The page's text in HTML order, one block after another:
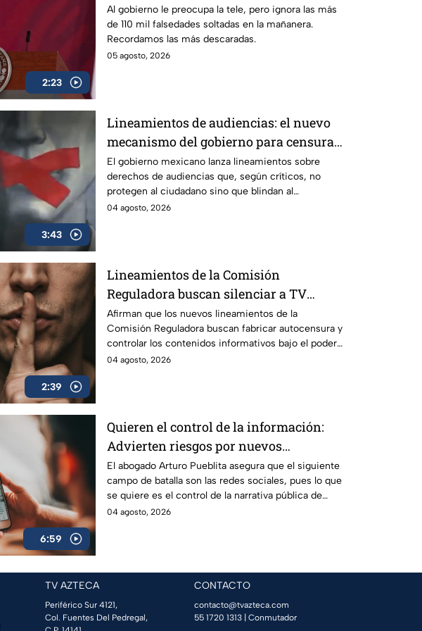
2:23
gobierno federal
Al gobierno le preocupa la tele, pero ignora las más
de 110 mil falsedades soltadas en la mañanera.
Recordamos las más descaradas.
05 agosto, 2026
3:43
Lineamientos de audiencias: el nuevo
mecanismo del gobierno para censurar
medios y blindar la corrupción en
México
El gobierno mexicano lanza lineamientos sobre
derechos de audiencias que, según críticos, no
protegen al ciudadano sino que blindan al
morenismo y censuran denuncias de corrupción,
04 agosto, 2026
2:39
Lineamientos de la Comisión
Reguladora buscan silenciar a TV
Azteca
Afirman que los nuevos lineamientos de la
Comisión Reguladora buscan fabricar autocensura y
controlar los contenidos informativos bajo el poder
estatal.
04 agosto, 2026
6:59
Quieren el control de la información:
Advierten riesgos por nuevos
lineamiento para medios de
comunicación en México
El abogado Arturo Pueblita asegura que el siguiente
campo de batalla son las redes sociales, pues lo que
se quiere es el control de la narrativa pública de
México.
04 agosto, 2026
TV AZTECA
Periférico Sur 4121,
Col. Fuentes Del Pedregal,
CONTACTO
contacto@tvazteca.com
55 1720 1313 | Conmutador